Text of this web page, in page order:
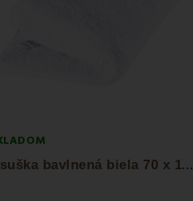
O
suška bavlnená biela 70 x 140 cm EMI